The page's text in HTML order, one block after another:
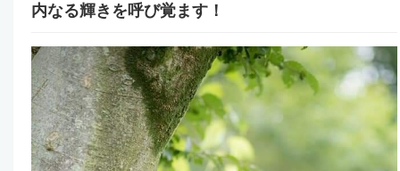
内なる輝きを呼び覚ます！